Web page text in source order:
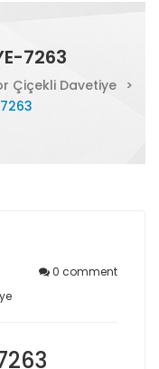
7263
Çiçekli Davetiye >
0 comment